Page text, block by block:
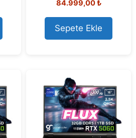
o
t
o
f
5
84.999,00₺
Sepete Ekle